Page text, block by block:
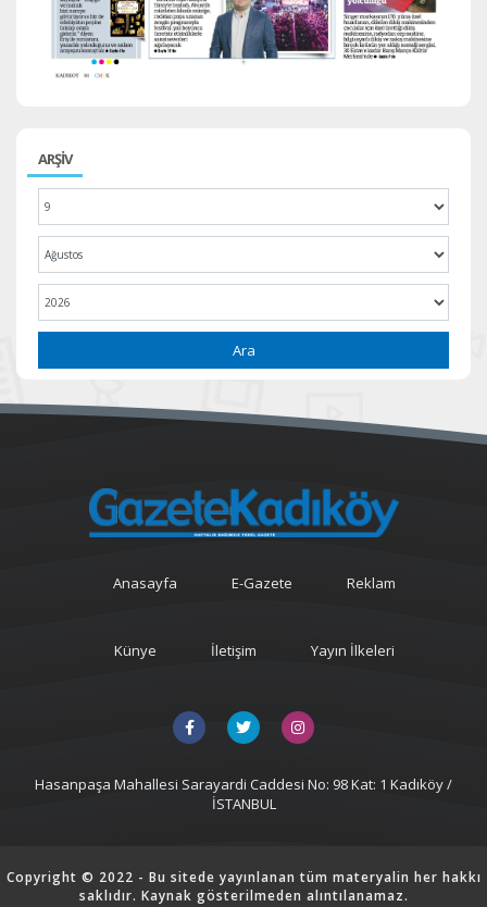
ARŞİV
Ara
Anasayfa E-Gazete Reklam
Künye İletişim Yayın İlkeleri
Hasanpaşa Mahallesi Sarayardi Caddesi No: 98 Kat: 1 Kadıköy /
İSTANBUL
Copyright © 2022 - Bu sitede yayınlanan tüm materyalin her hakkı
saklıdır. Kaynak gösterilmeden alıntılanamaz.